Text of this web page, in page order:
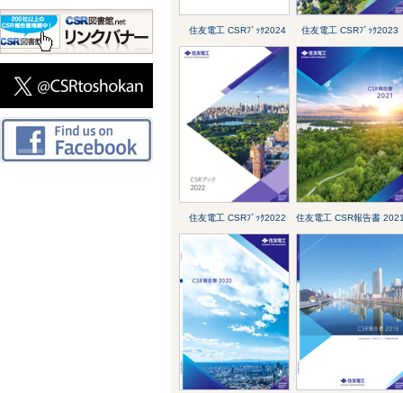
住友電工 CSRﾌﾞｯｸ2024 住友電工 CSRﾌﾞｯｸ2023
住友電工 CSRﾌﾞｯｸ2022 住友電工 CSR報告書